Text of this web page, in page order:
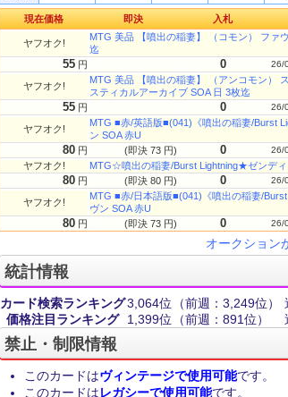
現在価格 即決 入札
ヤフオク!
MTG 美品 【噴出の稲妻】 （コモン） ファ
迄
55 円 0 26/
ヤフオク!
MTG 美品 【噴出の稲妻】 （アンコモン）
スティカルアーカイブ SOA 日 3枚迄
55 円 0 26/
ヤフオク!
MTG ■赤/英語版■(041)《噴出の稲妻/Burst
ン SOA 赤U
80 円 (即決 73 円) 0 26/
ヤフオク! MTG☆噴出の稲妻/Burst Lightning★ゼンデ
80 円 (即決 80 円) 0 26/
ヤフオク!
MTG ■赤/日本語版■(041)《噴出の稲妻/
ヴン SOA 赤U
80 円 (即決 73 円) 0 26/
オークション
統計情報
カード検索ランキング3,064位 （前週：3,249位）
価格注目ランキング
1,399位 （前週：891位）
禁止・制限情報
このカードはヴィンテージで使用可能です。
このカードはレガシーで使用可能です。